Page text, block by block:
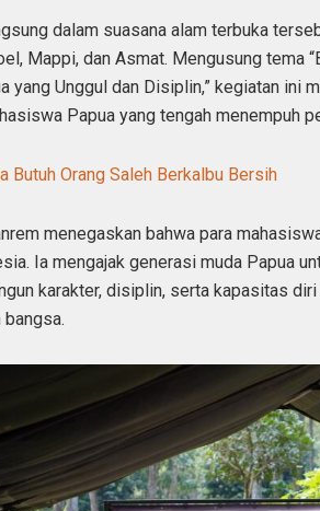
dalam suasana alam terbuka
Mappi, dan Asmat. Mengusung tema
yang Unggul dan Disiplin,” kegiatan ini
Papua yang tengah menempuh
Butuh Orang Saleh Berkalbu Bersih
menegaskan bahwa para
Ia mengajak generasi muda Papua
karakter, disiplin, serta kapasitas
bangsa.